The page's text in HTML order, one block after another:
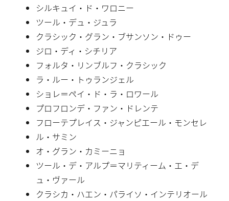
シルキュイ・ド・ワロニー
ツール・デュ・ジュラ
クラシック・グラン・ブサンソン・ドゥー
ジロ・ディ・シチリア
フォルタ・リンブルフ・クラシック
ラ・ルー・トゥランジェル
ショレ＝ペイ・ド・ラ・ロワール
プロフロンデ・ファン・ドレンテ
フローテプレイス・ジャンピエール・モンセレ
ル・サミン
オ・グラン・カミーニョ
ツール・デ・アルプ＝マリティーム・エ・デ
ュ・ヴァール
クラシカ・ハエン・パライソ・インテリオール